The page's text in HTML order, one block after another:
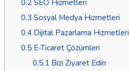
0.2SEO Hizmetleri
0.3 Sosyal Medya Hizmetleri
0.4Dijital Pazarlama Hizmetleri
0.5E-Ticaret Çözümleri
0.5.1Bizi Ziyaret Edin